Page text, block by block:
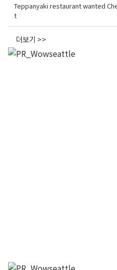
Teppanyaki restaurant wanted
t
더보기 >>